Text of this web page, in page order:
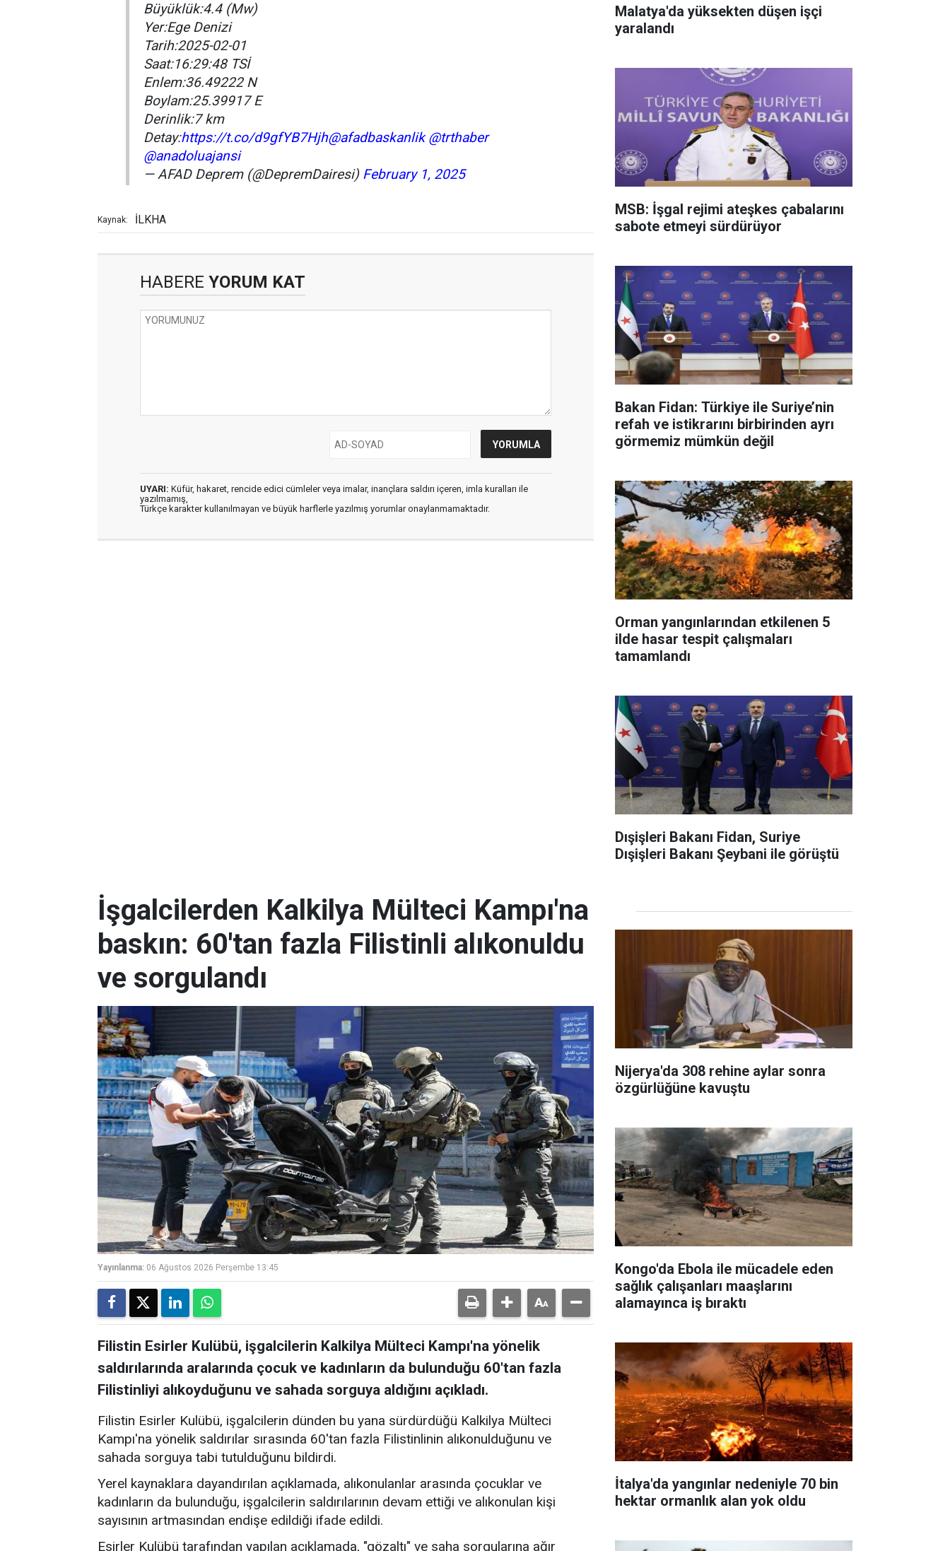
Büyüklük:4.4 (Mw)
Yer:Ege Denizi
Tarih:2025-02-01
Saat:16:29:48 TSİ
Enlem:36.49222 N
Boylam:25.39917 E
Derinlik:7 km
Detay:https://t.co/d9gfYB7Hjh@afadbaskanlik @trthaber
@anadoluajansi
— AFAD Deprem (@DepremDairesi) February 1, 2025
Kaynak: İLKHA
HABERE YORUM KAT
UYARI: Küfür, hakaret, rencide edici cümleler veya imalar, inançlara saldırı içeren, imla kuralları ile
yazılmamış,
Türkçe karakter kullanılmayan ve büyük harflerle yazılmış yorumlar onaylanmamaktadır.
Malatya'da yüksekten düşen işçi
yaralandı
MSB: İşgal rejimi ateşkes çabalarını
sabote etmeyi sürdürüyor
Bakan Fidan: Türkiye ile Suriye’nin
refah ve istikrarını birbirinden ayrı
görmemiz mümkün değil
Orman yangınlarından etkilenen 5
ilde hasar tespit çalışmaları
tamamlandı
Dışişleri Bakanı Fidan, Suriye
Dışişleri Bakanı Şeybani ile görüştü
İşgalcilerden Kalkilya Mülteci Kampı'na
baskın: 60'tan fazla Filistinli alıkonuldu
ve sorgulandı
Yayınlanma: 06 Ağustos 2026 Perşembe 13:45
Filistin Esirler Kulübü, işgalcilerin Kalkilya Mülteci Kampı'na yönelik
saldırılarında aralarında çocuk ve kadınların da bulunduğu 60'tan fazla
Filistinliyi alıkoyduğunu ve sahada sorguya aldığını açıkladı.
Filistin Esirler Kulübü, işgalcilerin dünden bu yana sürdürdüğü Kalkilya Mülteci
Kampı'na yönelik saldırılar sırasında 60'tan fazla Filistinlinin alıkonulduğunu ve
sahada sorguya tabi tutulduğunu bildirdi.
Yerel kaynaklara dayandırılan açıklamada, alıkonulanlar arasında çocuklar ve
kadınların da bulunduğu, işgalcilerin saldırılarının devam ettiği ve alıkonulan kişi
sayısının artmasından endişe edildiği ifade edildi.
Esirler Kulübü tarafından yapılan açıklamada, "gözaltı" ve saha sorgularına ağır
Nijerya'da 308 rehine aylar sonra
özgürlüğüne kavuştu
Kongo'da Ebola ile mücadele eden
sağlık çalışanları maaşlarını
alamayınca iş bıraktı
İtalya'da yangınlar nedeniyle 70 bin
hektar ormanlık alan yok oldu